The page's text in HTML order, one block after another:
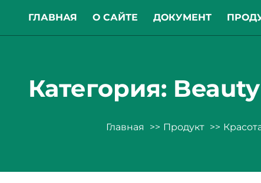
ГЛАВНАЯ О САЙТЕ ДОКУМЕНТ
Категория:
Главная Продукт